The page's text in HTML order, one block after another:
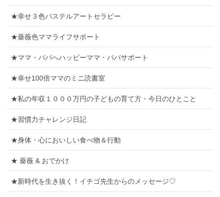
★幸せ３色パステルアートセラピー
★薔薇色ママライフサポート
★ママ・パパへハッピーママ・パパサポート
★幸せ100倍ママのミニ読書室
★私の年収１０００万円の子どもの育て方・今日のひとこと
★習慣力チャレンジ日記
★身体・心においしい食べ物＆行動
★ 薔薇 & おでかけ
★新時代を生き抜く！イチゴ先生からのメッセージ♡